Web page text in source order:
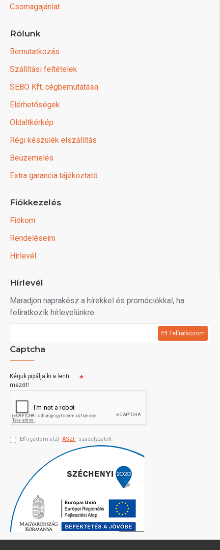
Csomagajánlat
Rólunk
Bemutatkozás
Szállítási feltételek
SEBO Kft. cégbemutatása
Elérhetőségek
Oldaltkérkép
Régi készülék elszállítás
Beüzemelés
Extra garancia tájékoztató
Fiókkezelés
Fiókom
Rendeléseim
Hírlevél
Hírlevél
Maradjon naprakész a hírekkel és promóciókkal, ha
feliratkozik hírlevelünkre.
Felíratkozom
Captcha
Kérjük pipálja ki a lenti
mezőt!
Elfogadom a(z) ÁSZF szabályzatot!